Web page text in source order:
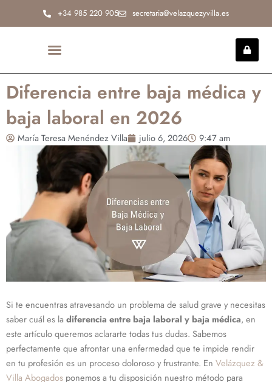
+34 985 220 905 secretaria@velazquezyvilla.es
Diferencia entre baja médica y
baja laboral en 2026
María Teresa Menéndez Villa julio 6, 2026 9:47 am
Si te encuentras atravesando un problema de salud grave y necesitas
saber cuál es la diferencia entre baja laboral y baja médica, en
este artículo queremos aclararte todas tus dudas. Sabemos
perfectamente que afrontar una enfermedad que te impide rendir
en tu profesión es un proceso doloroso y frustrante. En Velázquez &
Villa Abogados ponemos a tu disposición nuestro método para